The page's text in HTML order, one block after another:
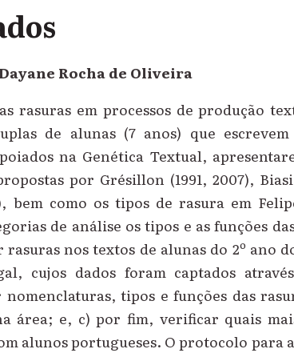
Rocha de Oliveira
rasuras em processos de produção
de alunas (7 anos) que escrevem
na Genética Textual,
por Grésillon (1991, 2007),
bem como os tipos de rasura em
de análise os tipos e as funções
rasuras nos textos de alunas do 2º ano
cujos dados foram captados
tipos e funções das
área; e, c) por fim, verificar quais
alunos portugueses. O protocolo para